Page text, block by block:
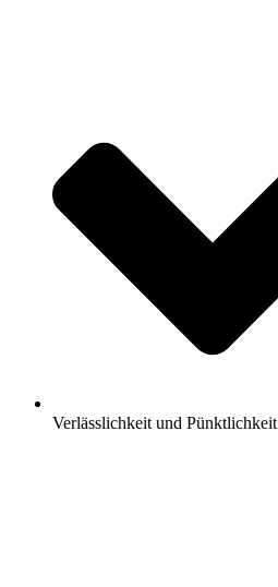
Verlässlichkeit und Pünktlichkeit